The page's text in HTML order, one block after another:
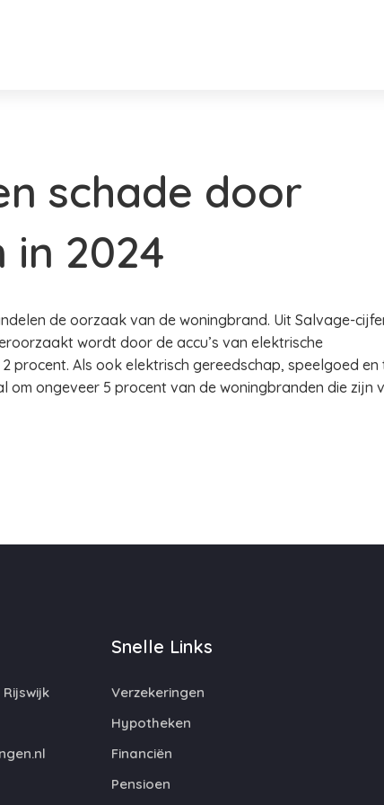
schade door
in 2024
de oorzaak van de woningbrand. Uit Salvage-
wordt door de accu’s van elektrische
Als ook elektrisch gereedschap, speelgoed en
ongeveer 5 procent van de woningbranden die zijn
Snelle Links
Verzekeringen
Hypotheken
Financiën
Pensioen